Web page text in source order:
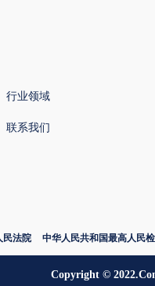
行业领域
联系我们
民法院 中华人民共和国最高人民
Copyright ©